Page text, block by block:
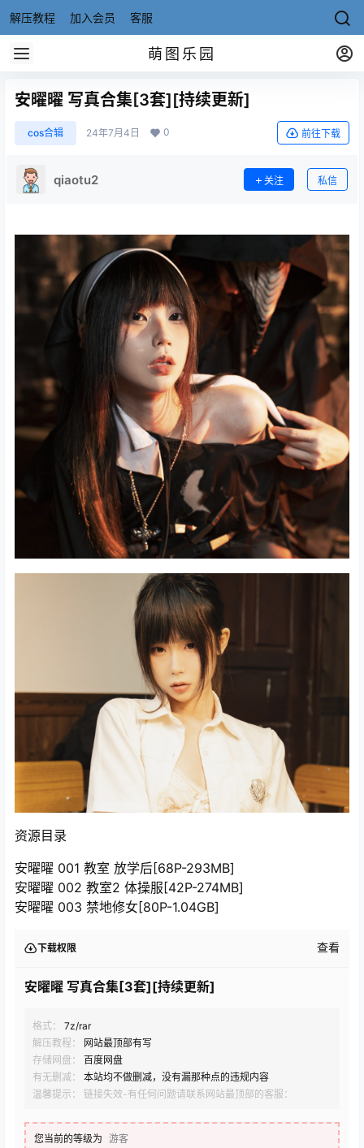
解压教程 加入会员 客服
萌图乐园
安曜曜 写真合集[3套][持续更新]
cos合辑 24年7月4日 0 前往下载
qiaotu2 关注 私信
资源目录
安曜曜 001 教室 放学后[68P-293MB]
安曜曜 002 教室2 体操服[42P-274MB]
安曜曜 003 禁地修女[80P-1.04GB]
下载权限 查看
安曜曜 写真合集[3套][持续更新]
格式：
7z/rar
解压教程：
网站最顶部有写
存储网盘：
百度网盘
有无删减：
本站均不做删减，没有漏那种点的违规内容
温馨提示： 链接失效-有任何问题请联系网站最顶部的客服：
您当前的等级为 游客